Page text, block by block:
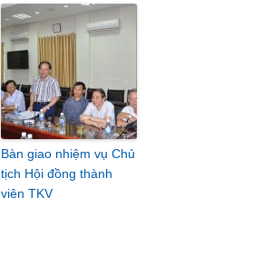
Bàn giao nhiệm vụ Chủ
tịch Hội đồng thành
viên TKV